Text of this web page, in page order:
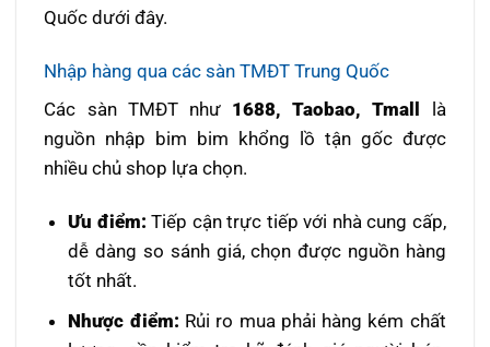
Quốc dưới đây.
Nhập hàng qua các sàn TMĐT Trung Quốc
Các sàn TMĐT như 1688, Taobao, Tmall
là
nguồn nhập bim bim khổng lồ tận gốc được
nhiều chủ shop lựa chọn.
Ưu điểm: Tiếp cận trực tiếp với nhà cung cấp,
dễ dàng so sánh giá, chọn được nguồn hàng
tốt nhất.
Nhược điểm: Rủi ro mua phải hàng kém chất